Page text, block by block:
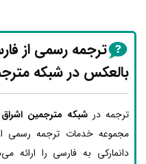
ترجمه رسمی از
بالعکس در شبکه
ترجمه درشبکه مترجمین اشراق
مجموعه خدمات ترجمه رسمی
دانمارکی به فارسی را ارائه